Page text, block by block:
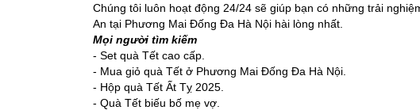
Chúng tôi luôn hoạt động 24/24 sẽ giúp bạn có những trải
An tại Phương Mai Đống Đa Hà Nội hài lòng nhất.
Mọi người tìm kiếm
- Set quà Tết cao cấp.
- Mua giỏ quà Tết ở Phương Mai Đống Đa Hà Nội.
- Hộp quà Tết Ất Tỵ 2025.
- Quà Tết biếu bố mẹ vợ.